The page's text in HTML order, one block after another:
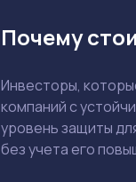
Почему
Инвесторы,
компаний с
уровень защиты
без учета его